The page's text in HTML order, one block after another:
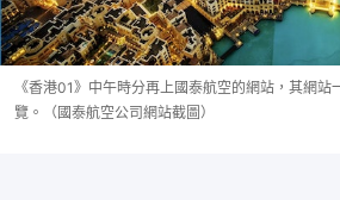
《香港01》中午時分再上國泰航空的網站，其網站
覽。（國泰航空公司網站截圖）